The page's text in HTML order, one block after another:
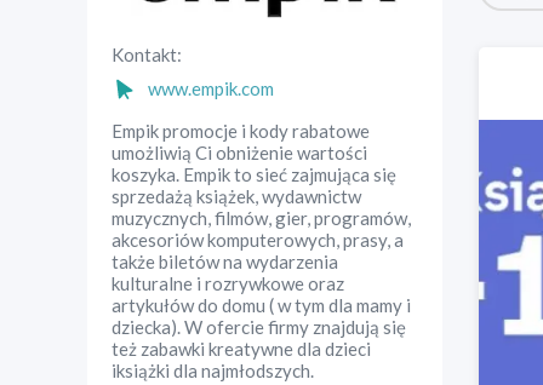
Kontakt:
www.empik.com
Empik promocje i kody rabatowe
umożliwią Ci obniżenie wartości
koszyka. Empik to sieć zajmująca się
sprzedażą książek, wydawnictw
muzycznych, filmów, gier, programów,
akcesoriów komputerowych, prasy, a
także biletów na wydarzenia
kulturalne i rozrywkowe oraz
artykułów do domu ( w tym dla mamy i
dziecka). W ofercie firmy znajdują się
też zabawki kreatywne dla dzieci
iksiążki dla najmłodszych.